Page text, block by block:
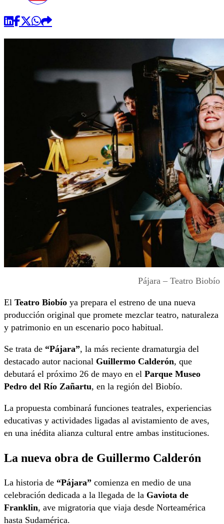
Pájara – Teatro Biobío
El Teatro Biobío ya prepara el estreno de una nueva
producción original que promete mezclar teatro, naturaleza
y patrimonio en un escenario poco habitual.
Se trata de “Pájara”, la más reciente dramaturgia del
destacado autor nacional Guillermo Calderón, que
debutará el próximo 26 de mayo en el Parque Museo
Pedro del Río Zañartu, en la región del Biobío.
La propuesta combinará funciones teatrales, experiencias
educativas y actividades ligadas al avistamiento de aves,
en una inédita alianza cultural entre ambas instituciones.
La nueva obra de Guillermo Calderón
La historia de “Pájara” comienza en medio de una
celebración dedicada a la llegada de la Gaviota de
Franklin, ave migratoria que viaja desde Norteamérica
hasta Sudamérica.